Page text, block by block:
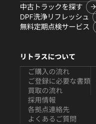
中古トラックを探す
DPF洗浄リフレッシュ
無料定期点検サービス
リトラスについて
ご購入の流れ
ご登録に必要な書類
買取の流れ
採用情報
各拠点連絡先
よくあるご質問